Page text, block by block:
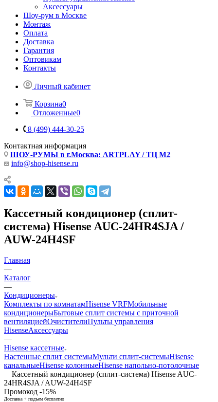
Аксессуары
Шоу-рум в Москве
Монтаж
Оплата
Доставка
Гарантия
Оптовикам
Контакты
Личный кабинет
Корзина0
Отложенные0
8 (499) 444-30-25
Контактная информация
ШОУ-РУМЫ в г.Москва: ARTPLAY / ТЦ М2
info@shop-hisense.ru
Кассетный кондиционер (сплит-
система) Hisense AUC-24HR4SJA /
AUW-24H4SF
Главная
—
Каталог
—
Кондиционеры
Комплекты по комнатамHisense VRFМобильные
кондиционерыБытовые сплит системы с приточной
вентиляциейОчистителиПульты управления
HisenseАксессуары
—
Hisense кассетные
Настенные сплит системыМульти сплит-системыHisense
канальныеHisense колонныеHisense напольно-потолочные
—Кассетный кондиционер (сплит-система) Hisense AUC-
24HR4SJA / AUW-24H4SF
Промокод -15%
Доставка + подъем бесплатно